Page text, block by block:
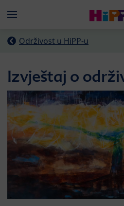
Menü
Održivost u HiPP-u
Izvještaj o